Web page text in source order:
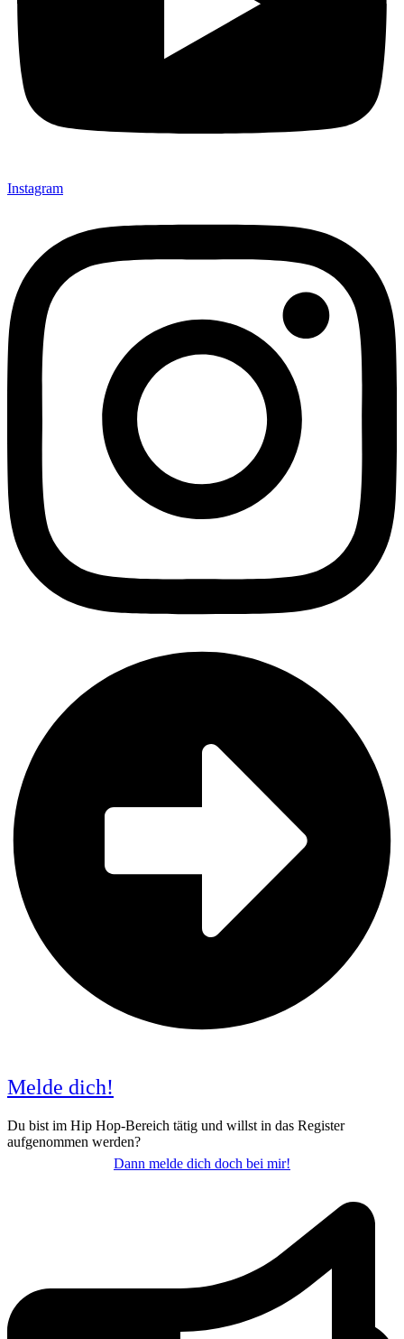
Instagram
Melde dich!
Du bist im Hip Hop-Bereich tätig und willst in das Register
aufgenommen werden?
Dann melde dich doch bei mir!